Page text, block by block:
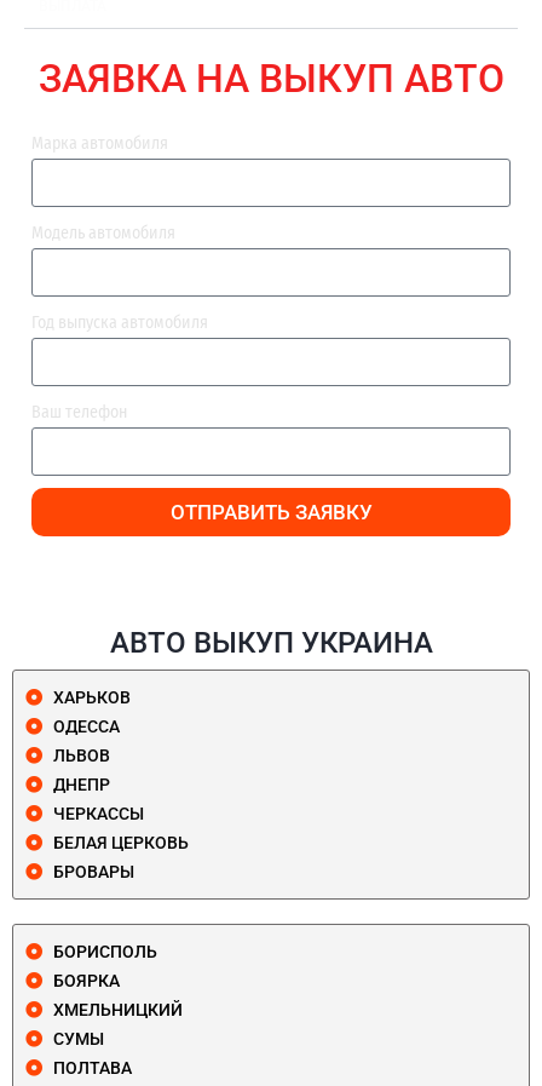
ЗАЯВКА НА ВЫКУП АВТО
Марка автомобиля
Модель автомобиля
Год выпуска автомобиля
Ваш телефон
ОТПРАВИТЬ ЗАЯВКУ
АВТО ВЫКУП УКРАИНА
ХАРЬКОВ
ОДЕССА
ЛЬВОВ
ДНЕПР
ЧЕРКАССЫ
БЕЛАЯ ЦЕРКОВЬ
БРОВАРЫ
БОРИСПОЛЬ
БОЯРКА
ХМЕЛЬНИЦКИЙ
СУМЫ
ПОЛТАВА